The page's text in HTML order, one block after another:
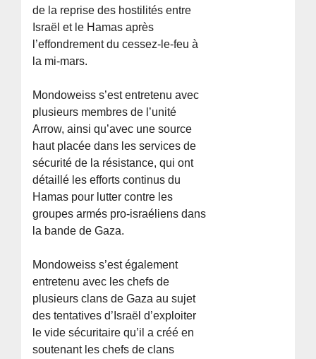
de la reprise des hostilités entre
Israël et le Hamas après
l’effondrement du cessez-le-feu à
la mi-mars.
Mondoweiss s’est entretenu avec
plusieurs membres de l’unité
Arrow, ainsi qu’avec une source
haut placée dans les services de
sécurité de la résistance, qui ont
détaillé les efforts continus du
Hamas pour lutter contre les
groupes armés pro-israéliens dans
la bande de Gaza.
Mondoweiss s’est également
entretenu avec les chefs de
plusieurs clans de Gaza au sujet
des tentatives d’Israël d’exploiter
le vide sécuritaire qu’il a créé en
soutenant les chefs de clans